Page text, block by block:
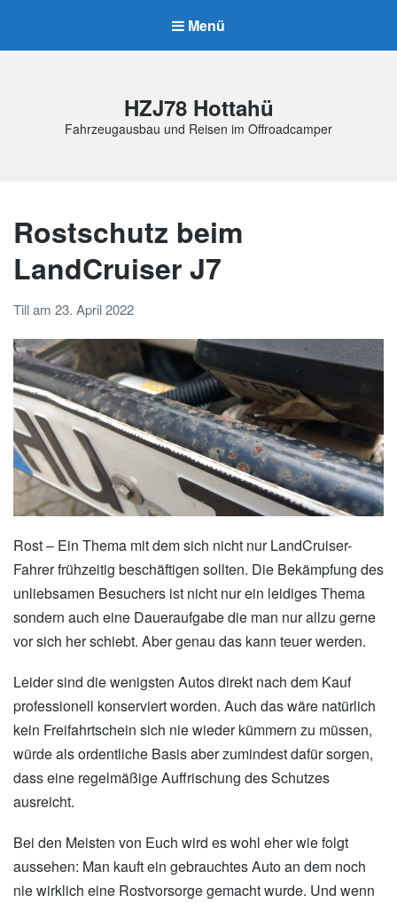
Menü
HZJ78 Hottahü
Fahrzeugausbau und Reisen im Offroadcamper
Rostschutz beim
LandCruiser J7
Tillam 23. April 2022
Rost – Ein Thema mit dem sich nicht nur LandCruiser-
Fahrer frühzeitig beschäftigen sollten. Die Bekämpfung des
unliebsamen Besuchers ist nicht nur ein leidiges Thema
sondern auch eine Daueraufgabe die man nur allzu gerne
vor sich her schiebt. Aber genau das kann teuer werden.
Leider sind die wenigsten Autos direkt nach dem Kauf
professionell konserviert worden. Auch das wäre natürlich
kein Freifahrtschein sich nie wieder kümmern zu müssen,
würde als ordentliche Basis aber zumindest dafür sorgen,
dass eine regelmäßige Auffrischung des Schutzes
ausreicht.
Bei den Meisten von Euch wird es wohl eher wie folgt
aussehen: Man kauft ein gebrauchtes Auto an dem noch
nie wirklich eine Rostvorsorge gemacht wurde. Und wenn